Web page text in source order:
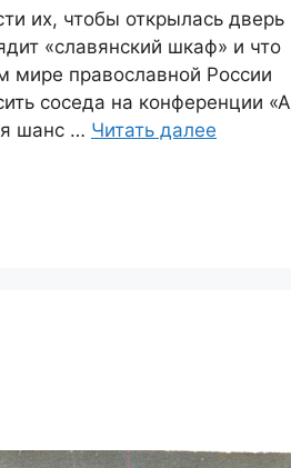
их, чтобы открылась дверь
«славянский шкаф» и что
мире православной России
соседа на конференции «А
шанс … Читать далее